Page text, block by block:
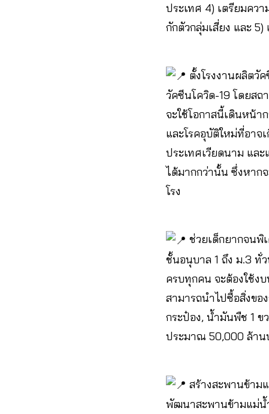
ประเทศ 4) เตรียมคว
กักตัวกลุ่มเสี่ยง และ
ตั้งโรงงานผลิตวั
วัคซีนโควิด-19 โดยส
จะใช้โอกาสนี้เดินหน้า
และโรคอุบัติใหม่ที่อาจ
ประเทศเวียดนาม แล
ได้มากกว่านั้น ซึ่งหาก
โรง
ช่วยเด็กยากจนพิ
ชั้นอนุบาล 1 ถึง ม.3 ทั่
ครบทุกคน จะต้องใช้ง
สามารถนำไปซื้อสิ่งขอ
กระป๋อง, น้ำมันพืช 1
ประมาณ 50,000 ล้าน
สร้างสะพานข้าม
พัฒนาสะพานข้ามแม่น้